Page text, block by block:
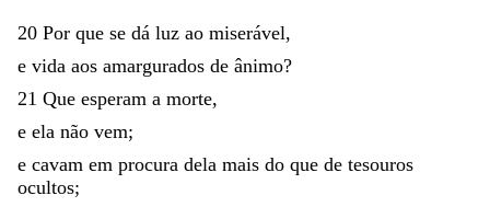
20 Por que se dá luz ao miserável,
e vida aos amargurados de ânimo?
21 Que esperam a morte,
e ela não vem;
e cavam em procura dela mais do que de tesouros
ocultos;